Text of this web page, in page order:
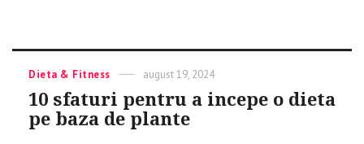
Categories
Dieta & Fitness
Posted
august 19, 2024
10 sfaturi pentru a incepe o dieta
pe baza de plante